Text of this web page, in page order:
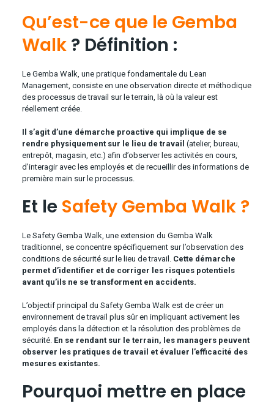
Qu’est-ce que le Gemba
Walk? Définition :
Le Gemba Walk, une pratique fondamentale du Lean
Management, consiste en une observation directe et méthodique
des processus de travail sur le terrain, là où la valeur est
réellement créée.
Il s’agit d’une démarche proactive qui implique de se
rendre physiquement sur le lieu de travail (atelier, bureau,
entrepôt, magasin, etc.) afin d’observer les activités en cours,
d’interagir avec les employés et de recueillir des informations de
première main sur le processus.
Et le Safety Gemba Walk ?
Le Safety Gemba Walk, une extension du Gemba Walk
traditionnel, se concentre spécifiquement sur l’observation des
conditions de sécurité sur le lieu de travail. Cette démarche
permet d’identifier et de corriger les risques potentiels
avant qu’ils ne se transforment en accidents.
L’objectif principal du Safety Gemba Walk est de créer un
environnement de travail plus sûr en impliquant activement les
employés dans la détection et la résolution des problèmes de
sécurité. En se rendant sur le terrain, les managers peuvent
observer les pratiques de travail et évaluer l’efficacité des
mesures existantes.
Pourquoi mettre en place